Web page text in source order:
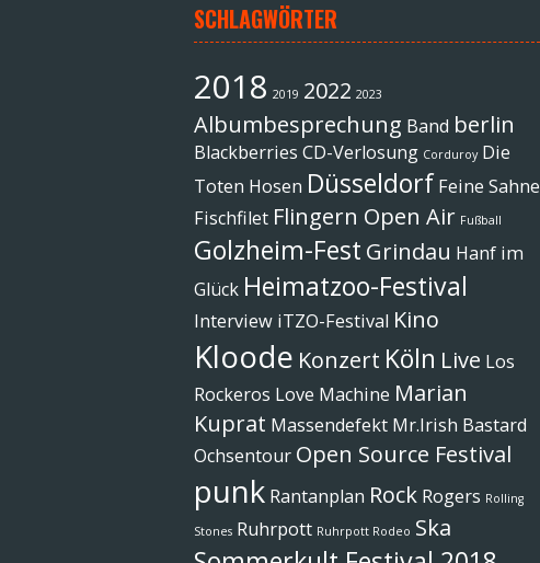
SCHLAGWÖRTER
2018 2019 2022 2023
Albumbesprechung Band berlin
Blackberries CD-Verlosung Corduroy Die
Toten Hosen Düsseldorf Feine Sahne
Fischfilet Flingern Open Air Fußball
Golzheim-Fest Grindau Hanf im
Glück Heimatzoo-Festival
Interview iTZO-Festival Kino
Kloode Konzert Köln Live Los
Rockeros Love Machine Marian
Kuprat Massendefekt Mr.Irish Bastard
Ochsentour Open Source Festival
punk Rantanplan Rock Rogers Rolling
Stones Ruhrpott Ruhrpott Rodeo Ska